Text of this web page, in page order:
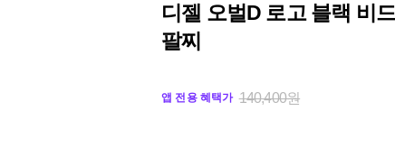
디젤 오벌D 로고 블랙 비
팔찌
앱 전용 혜택가 140,400원